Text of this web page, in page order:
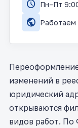
изменений в
юридический
открываются
видов работ.
schedule Пн–Пт
public Работаем